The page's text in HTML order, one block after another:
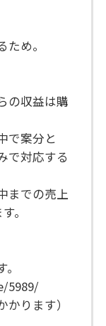
め。
の収益は購
で案分と
で対応する
までの売上
。
5989/
ります）